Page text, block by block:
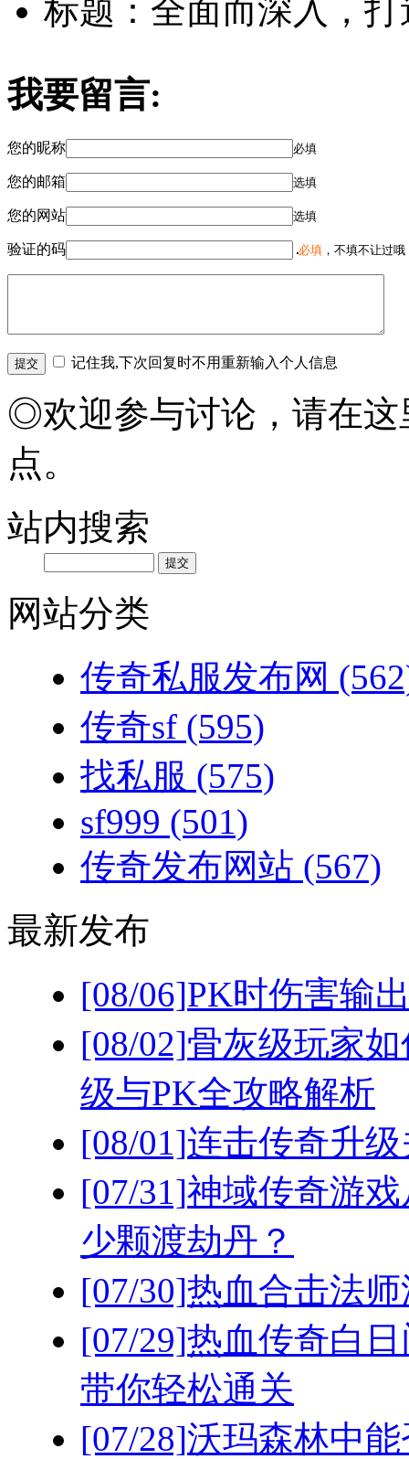
标题：全面而深入，
我要留言:
您的昵称 必填
您的邮箱 选填
您的网站 选填
验证的码 必填 ，不填不让过
记住我,下次回复时不用重新输入个人信息
◎欢迎参与讨论，请在这
点。
站内搜索
网站分类
传奇私服发布网
传奇sf (595)
找私服 (575)
sf999 (501)
传奇发布网站 (567)
最新发布
[08/06]PK时伤害输
[08/02]骨灰级玩家
级与PK全攻略解析
[08/01]连击传奇升
[07/31]神域传奇游
少颗渡劫丹？
[07/30]热血合击法
[07/29]热血传奇白
带你轻松通关
[07/28]沃玛森林中